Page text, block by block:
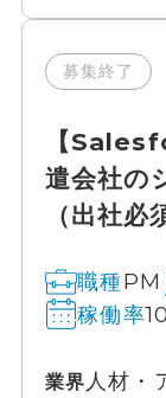
募集終了
【
遣会社の
（出社必
職種PM
稼働率
業界 人材・